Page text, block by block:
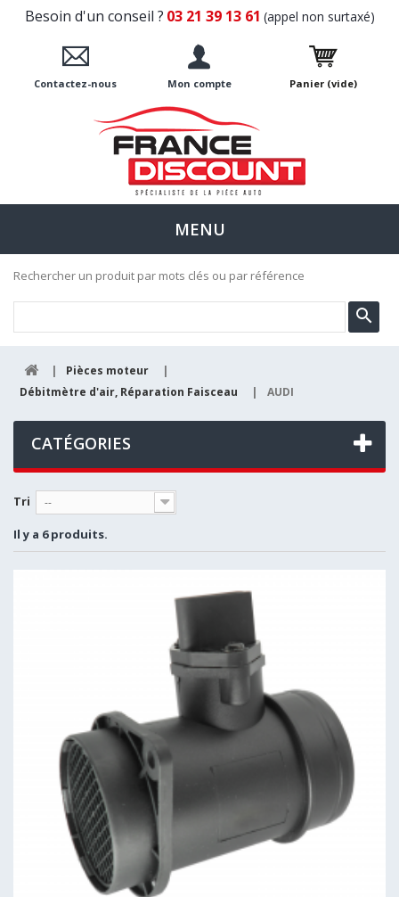
Besoin d'un conseil ? 03 21 39 13 61 (appel non surtaxé)
Contactez-nous Mon compte Panier (vide)
MENU
Rechercher un produit par mots clés ou par référence
| Pièces moteur
|
Débitmètre d'air, Réparation Faisceau
| AUDI
CATÉGORIES
Tri --
Il y a 6 produits.